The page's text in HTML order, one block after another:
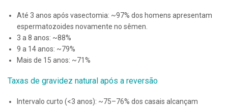
Até 3 anos após vasectomia: ~97% dos homens apresentam
espermatozoides novamente no sêmen.
3 a 8 anos: ~88%
9 a 14 anos: ~79%
Mais de 15 anos: ~71%
Taxas de gravidez natural após a reversão
Intervalo curto (<3 anos): ~75–76% dos casais alcançam